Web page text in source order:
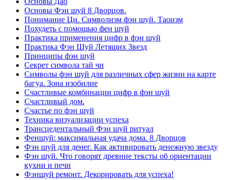
Основы Фэн шуй 8 Дворцов.
Понимание Ци. Символизм фэн шуй. Таоизм
Похудеть с помощью фен шуй
Практика применения цифр в фэн шуй
Практика Фэн Шуй Летящих Звезд
Принципы фэн шуй
Секрет символа тай чи
Символы фэн шуй для различных сфер жизни на карте
багуа. Зона изобилие
Счастливые комбинации цифр в фэн шуй
Счастливый дом.
Счастье по фэн шуй
Техника визуализации успеха
Трансцедентальный Фэн шуй ритуал
Феншуй: максимальная удача дома. 8 Дворцов
Фэн шуй для денег. Как активировать денежную звезду
Фэн шуй. Что говорят древние тексты об ориентации
кухни и печи
Фэншуй ремонт. Декорировать для успеха!